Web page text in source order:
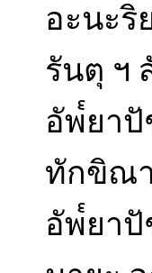
อะนะริ
รันตุ ฯ
อัพ๎ยา
ทักขิณา
อัพ๎ยา